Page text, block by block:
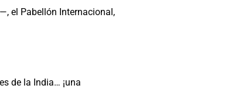
el Pabellón Internacional,
de la India… ¡una